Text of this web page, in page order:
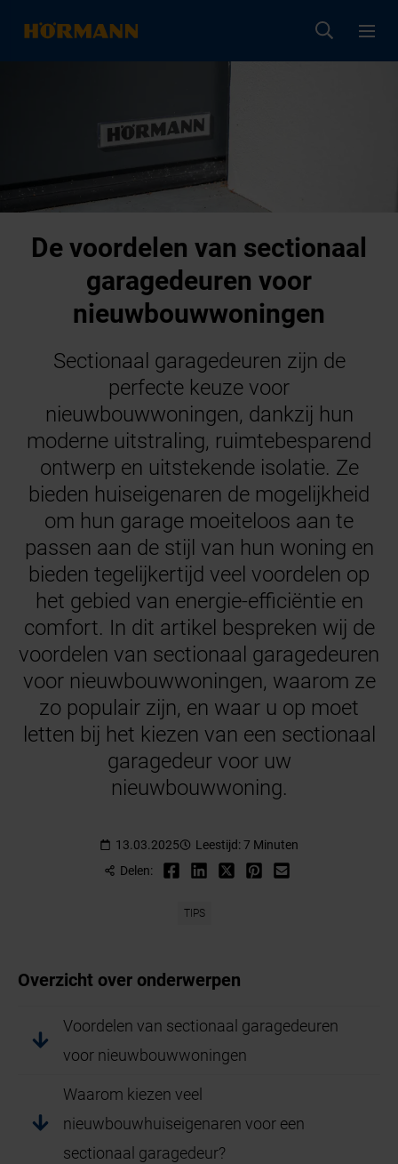
De voordelen van sectionaal
garagedeuren voor
nieuwbouwwoningen
Sectionaal garagedeuren zijn de
perfecte keuze voor
nieuwbouwwoningen, dankzij hun
moderne uitstraling, ruimtebesparend
ontwerp en uitstekende isolatie. Ze
bieden huiseigenaren de mogelijkheid
om hun garage moeiteloos aan te
passen aan de stijl van hun woning en
bieden tegelijkertijd veel voordelen op
het gebied van energie-efficiëntie en
comfort. In dit artikel bespreken wij de
voordelen van sectionaal garagedeuren
voor nieuwbouwwoningen, waarom ze
zo populair zijn, en waar u op moet
letten bij het kiezen van een sectionaal
garagedeur voor uw
nieuwbouwwoning.
13.03.2025
Leestijd: 7 Minuten
Delen:
TIPS
Overzicht over onderwerpen
Voordelen van sectionaal garagedeuren
voor nieuwbouwwoningen
Waarom kiezen veel
nieuwbouwhuiseigenaren voor een
sectionaal garagedeur?